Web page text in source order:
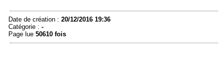
Date de création : 20/12/2016 19:36
Catégorie : -
Page lue 50610 fois